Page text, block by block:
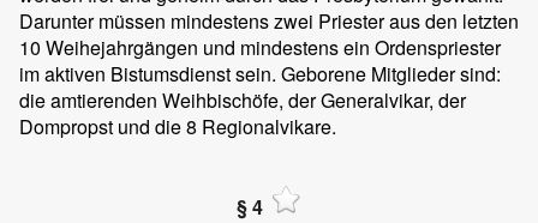
Darunter müssen mindestens zwei Priester aus den letzten
10 Weihejahrgängen und mindestens ein Ordenspriester
im aktiven Bistumsdienst sein. Geborene Mitglieder sind:
die amtierenden Weihbischöfe, der Generalvikar, der
Dompropst und die 8 Regionalvikare.
§ 4